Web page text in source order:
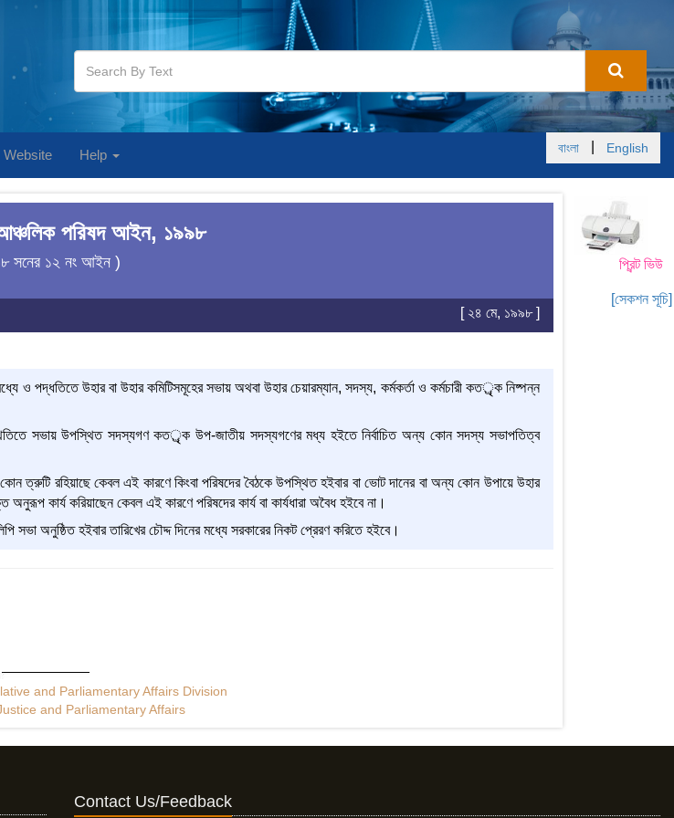
Website Help বাংলা English
প্রিন্ট ভিউ
[সেকশন সূচি]
আঞ্চলিক পরিষদ আইন, ১৯৯৮
সনের ১২ নং আইন )
[ ২৪ মে, ১৯৯৮ ]
মধ্যে ও পদ্ধতিতে উহার বা উহার কমিটিসমূহের সভায় অথবা উহার চেয়ারম্যান, সদস্য, কর্মকর্তা ও কর্মচারী কতর্ৃক নিষ্পন্ন
সভায় উপস্থিত সদস্যগণ কতর্ৃক উপ-জাতীয় সদস্যগণের মধ্য হইতে নির্বাচিত অন্য কোন সদস্য সভাপতিত্ব
ত্রুটি রহিয়াছে কেবল এই কারণে কিংবা পরিষদের বৈঠকে উপস্থিত হইবার বা ভোট দানের বা অন্য কোন উপায়ে উহার
কার্য করিয়াছেন কেবল এই কারণে পরিষদের কার্য বা কার্যধারা অবৈধ হইবে না।
সভা অনুষ্ঠিত হইবার তারিখের চৌদ্দ দিনের মধ্যে সরকারের নিকট প্রেরণ করিতে হইবে।
and Parliamentary Affairs Division
and Parliamentary Affairs
Contact Us/Feedback